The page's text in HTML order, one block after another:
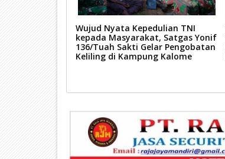
Wujud Nyata Kepedulian TNI
kepada Masyarakat, Satgas Yonif
136/Tuah Sakti Gelar Pengobatan
Keliling di Kampung Kalome